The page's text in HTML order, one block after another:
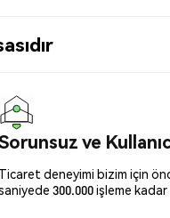
ve
Ticaret deneyimi bizim için
300.000 işleme